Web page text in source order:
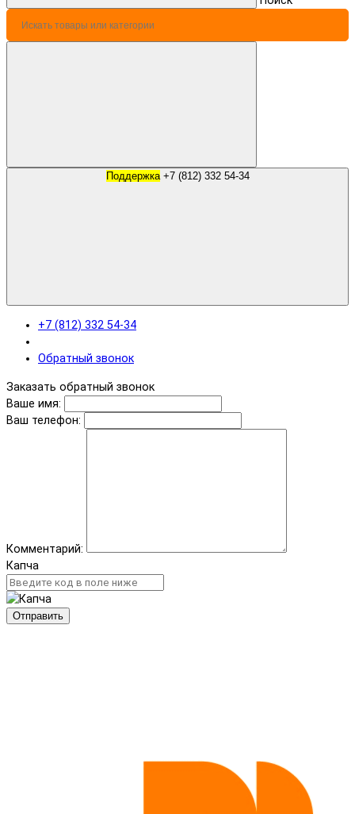
Поддержка +7 (812) 332 54-34
+7 (812) 332 54-34
Обратный звонок
Заказать обратный звонок
Ваше имя:
Ваш телефон:
Комментарий:
Капча
Отправить